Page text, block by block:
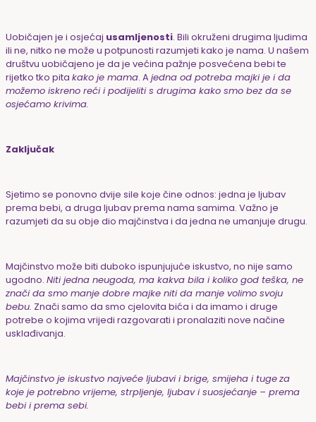
Uobičajen je i osjećaj usamljenosti. Bili okruženi drugima ljudima
ili ne, nitko ne može u potpunosti razumjeti kako je nama. U našem
društvu uobičajeno je da je većina pažnje posvećena bebi te
rijetko tko pita kako je mama. Ajedna od potreba majki je i da
možemo iskreno reći i podijeliti s drugima kako smo bez da se
osjećamo krivima.
Zaključak
Sjetimo se ponovno dvije sile koje čine odnos: jedna je ljubav
prema bebi, a druga ljubav prema nama samima. Važno je
razumjeti da su obje dio majčinstva i da jedna ne umanjuje drugu.
Majčinstvo može biti duboko ispunjujuće iskustvo, no nije samo
ugodno. Niti jedna neugoda, ma kakva bila i koliko god teška, ne
znači da smo manje dobre majke niti da manje volimo svoju
bebu. Znači samo da smo cjelovita bića i da imamo i druge
potrebe o kojima vrijedi razgovarati i pronalaziti nove načine
usklađivanja.
Majčinstvo je iskustvo najveće ljubavi i brige, smijeha i tugeza
koje je potrebno vrijeme, strpljenje, ljubav i suosjećanje – prema
bebi i prema sebi.